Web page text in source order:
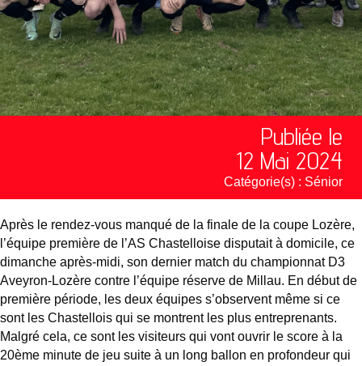
Publiée le
12 Mai 2024
Catégorie(s) : Sénior
Après le rendez-vous manqué de la finale de la coupe Lozère,
l’équipe première de l’AS Chastelloise disputait à domicile, ce
dimanche après-midi, son dernier match du championnat D3
Aveyron-Lozère contre l’équipe réserve de Millau. En début de
première période, les deux équipes s’observent même si ce
sont les Chastellois qui se montrent les plus entreprenants.
Malgré cela, ce sont les visiteurs qui vont ouvrir le score à la
20ème minute de jeu suite à un long ballon en profondeur qui